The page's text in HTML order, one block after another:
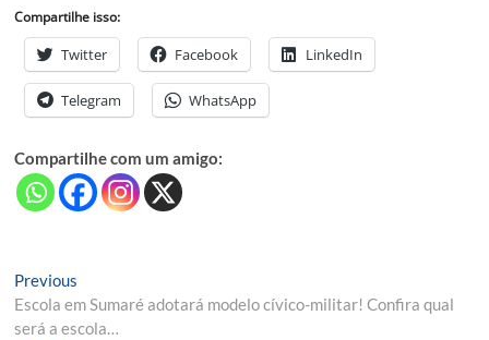
Compartilhe isso:
Twitter Facebook LinkedIn
Telegram WhatsApp
Compartilhe com um amigo:
Navegação
de
Previous
post:
Escola em Sumaré adotará modelo cívico-militar! Confira qual
será a escola…